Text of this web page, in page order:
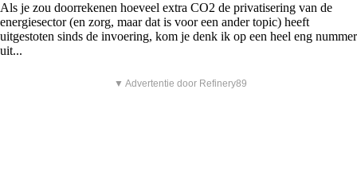
Als je zou doorrekenen hoeveel extra CO2 de privatisering van de
energiesector (en zorg, maar dat is voor een ander topic) heeft
uitgestoten sinds de invoering, kom je denk ik op een heel eng nummer
uit...
▼ Advertentie door Refinery89